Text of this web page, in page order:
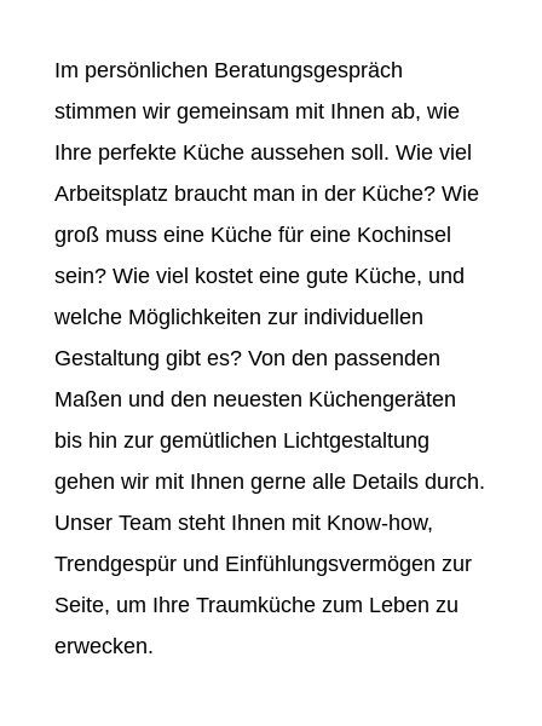
Im persönlichen Beratungsgespräch
stimmen wir gemeinsam mit Ihnen ab, wie
Ihre perfekte Küche aussehen soll. Wie viel
Arbeitsplatz braucht man in der Küche? Wie
groß muss eine Küche für eine Kochinsel
sein? Wie viel kostet eine gute Küche, und
welche Möglichkeiten zur individuellen
Gestaltung gibt es? Von den passenden
Maßen und den neuesten Küchengeräten
bis hin zur gemütlichen Lichtgestaltung
gehen wir mit Ihnen gerne alle Details durch.
Unser Team steht Ihnen mit Know-how,
Trendgespür und Einfühlungsvermögen zur
Seite, um Ihre Traumküche zum Leben zu
erwecken.